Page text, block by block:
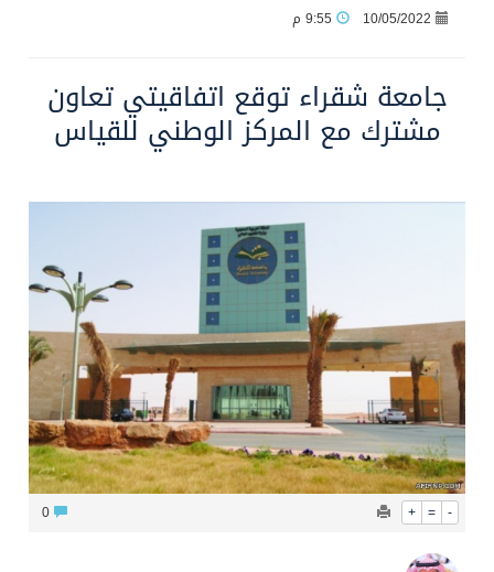
محافظ عفيف يؤدي صلاة عيد الأضحى
10/05/2022
جامعة شقراء توقع اتفاقيتي تعاون
مشترك مع المركز الوطني للقياس
+ = -